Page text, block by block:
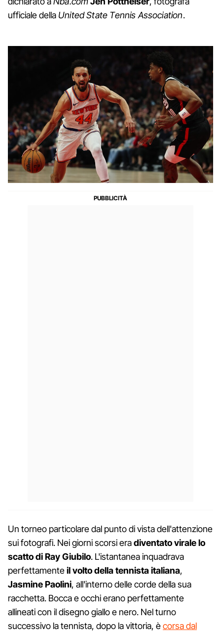
ufficiale della United State Tennis Association.
Un torneo particolare dal punto di vista dell'attenzione
sui fotografi. Nei giorni scorsi eradiventato virale lo
scatto di Ray Giubilo. L'istantanea inquadrava
perfettamenteil volto della tennista italiana,
Jasmine Paolini, all'interno delle corde della sua
racchetta. Bocca e occhi erano perfettamente
allineati con il disegno giallo e nero. Nel turno
successivo la tennista, dopo la vittoria, ècorsa dal